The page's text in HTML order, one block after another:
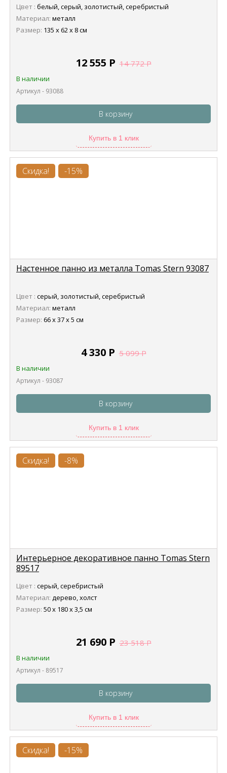
Цвет : белый, серый, золотистый, серебристый
Материал: металл
Размер: 135 х 62 х 8 см
12 555 Р 14 772Р
В наличии
Артикул - 93088
В корзину
Купить в 1 клик
Скидка! -15%
Настенное панно из металла Tomas Stern 93087
Цвет : серый, золотистый, серебристый
Материал: металл
Размер: 66 х 37 х 5 см
4 330 Р 5 099Р
В наличии
Артикул - 93087
В корзину
Купить в 1 клик
Скидка! -8%
Интерьерное декоративное панно Tomas Stern
89517
Цвет : серый, серебристый
Материал: дерево, холст
Размер: 50 x 180 x 3,5 см
21 690 Р 23 518Р
В наличии
Артикул - 89517
В корзину
Купить в 1 клик
Скидка! -15%